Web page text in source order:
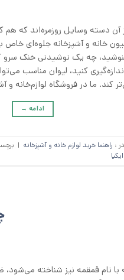
آن دسته وسایل روزمره‌اند که هم
خانه و آشپزخانه جلوه‌ای
چه یک نوشیدنی خنک سرو
کنید، لیوان مناسب
ما در فروشگاه لوازم‌خانه و
ادامه →
: راهنما خرید لوازم خانه و آشپزخانه |
نام قمقمه نیز شناخته می‌شود،